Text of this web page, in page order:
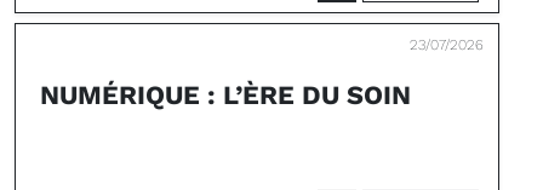
23/07/2026
NUMÉRIQUE : L’ÈRE DU SOIN